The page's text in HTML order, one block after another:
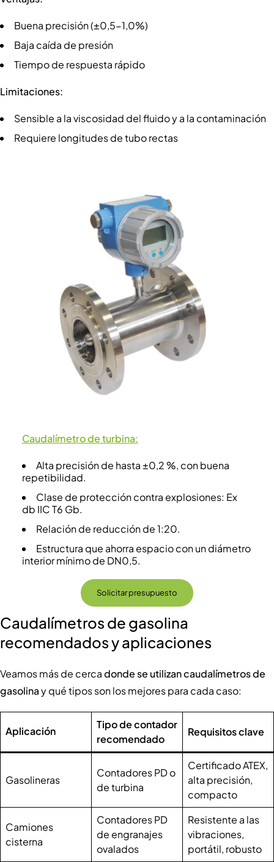
Buena precisión (±0,5-1,0%)
Baja caída de presión
Tiempo de respuesta rápido
Limitaciones:
Sensible a la viscosidad del fluido y a la contaminación
Requiere longitudes de tubo rectas
Caudalímetro de turbina:
Alta precisión de hasta ±0,2 %, con buena
repetibilidad.
Clase de protección contra explosiones: Ex
db IIC T6 Gb.
Relación de reducción de 1:20.
Estructura que ahorra espacio con un diámetro
interior mínimo de DN0,5.
Solicitar presupuesto
Caudalímetros de gasolina
recomendados y aplicaciones
Veamos más de cercadonde se utilizan caudalímetros de
gasolinay qué tipos son los mejores para cada caso:
Aplicación
Tipo de contador
recomendado
Requisitos clave
Gasolineras
Contadores PD o
de turbina
Certificado ATEX,
alta precisión,
compacto
Camiones
cisterna
Contadores PD
de engranajes
ovalados
Resistente a las
vibraciones,
portátil, robusto